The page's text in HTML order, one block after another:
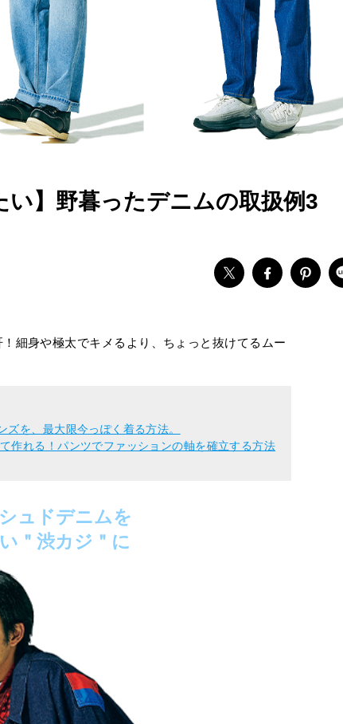
い】野暮ったデニムの取扱例3
細身や極太でキメるより、ちょっと抜けてるムー
を、最大限今っぽく着る方法。
作れる！パンツでファッションの軸を確立する方法
ュドデニムを
＂渋カジ＂に